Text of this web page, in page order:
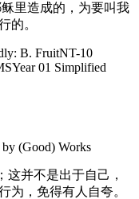
里造成的，为要叫我
的。
B. FruitNT-10
Year 01 Simplified
(Good) Works
这并不是出于自己，
，免得有人自夸。